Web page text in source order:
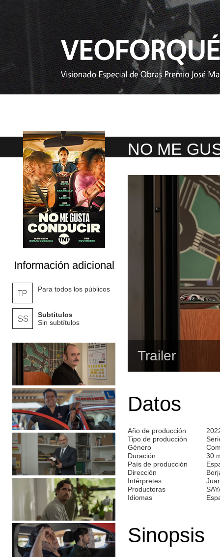
Información adicional
Para todos los públicos
Subtítulos
Sin subtítulos
NO ME
Trailer
Datos
Año de producción
Tipo de producción
Género
Duración
30
País de producción
Dirección
Intérpretes
Productoras
Idiomas
Sinopsis